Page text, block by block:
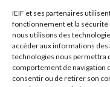
IEIF et ses partenaires
fonctionnement et la
nous utilisons des
accéder aux informations des
technologies nous permettra
comportement de navigation
consentir ou de retirer son
Prénom*
E-mail*